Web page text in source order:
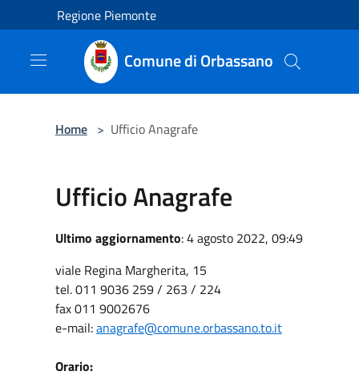
Salta al contenuto principale
Regione Piemonte
Comune di Orbassano
Home > Ufficio Anagrafe
Ufficio Anagrafe
Ultimo aggiornamento: 4 agosto 2022, 09:49
viale Regina Margherita, 15
tel. 011 9036 259 / 263 / 224
fax 011 9002676
e-mail:anagrafe@comune.orbassano.to.it
Orario: